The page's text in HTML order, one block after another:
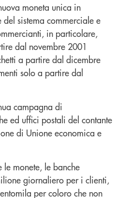
moneta unica in
sistema commerciale e
in particolare,
dal novembre 2001
a partire dal dicembre
solo a partire dal
campagna di
ed uffici postali del contante
di Unione economica e
monete, le banche
giornaliero per i clienti,
per coloro che non